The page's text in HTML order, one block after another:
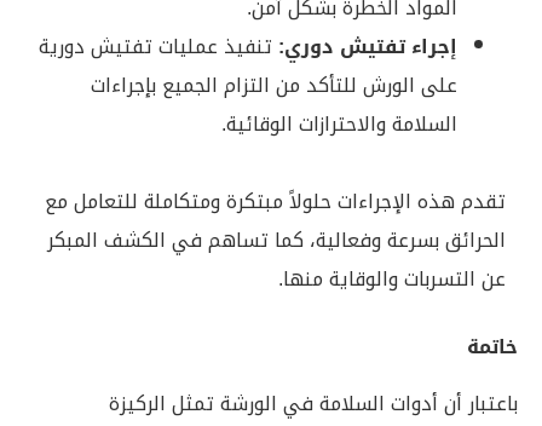
المواد الخطرة بشكل آمن.
إجراء تفتيش دوري: تنفيذ عمليات تفتيش دورية
على الورش للتأكد من التزام الجميع بإجراءات
السلامة والاحترازات الوقائية.
تقدم هذه الإجراءات حلولاً مبتكرة ومتكاملة للتعامل مع
الحرائق بسرعة وفعالية، كما تساهم في الكشف المبكر
عن التسربات والوقاية منها.
خاتمة
باعتبار أن أدوات السلامة في الورشة تمثل الركيزة